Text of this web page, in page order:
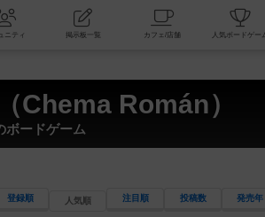
コミュニティ 掲示板一覧 カフェ/店舗
Chema Román）
ボードゲーム
登録順 人気順 注目順 投稿数 発売年